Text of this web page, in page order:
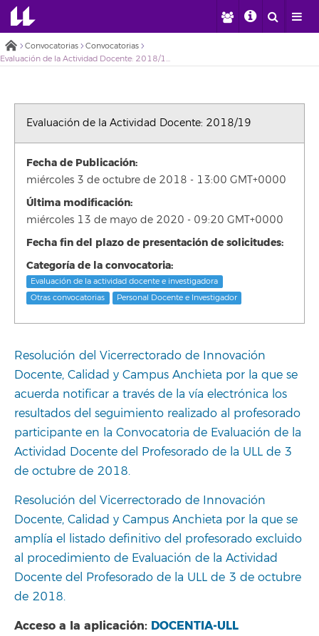
Convocatorias
Convocatorias
Evaluación de la Actividad Docente: 2018/19
Evaluación de la Actividad Docente: 2018/19
Fecha de Publicación:
miércoles 3 de octubre de 2018 - 13:00 GMT+0000
Última modificación:
miércoles 13 de mayo de 2020 - 09:20 GMT+0000
Fecha fin del plazo de presentación de solicitudes:
Categoría de la convocatoria:
Evaluación de la actividad docente e investigadora
Otras convocatorias
Personal Docente e Investigador
Resolución del Vicerrectorado de Innovación
Docente, Calidad y Campus Anchieta por la que se
acuerda notificar a través de la vía electrónica los
resultados del seguimiento realizado al profesorado
participante en la Convocatoria de Evaluación de la
Actividad Docente del Profesorado de la ULL de 3
de octubre de 2018.
Resolución del Vicerrectorado de Innovación
Docente, Calidad y Campus Anchieta por la que se
amplía el listado definitivo del profesorado excluido
al procedimiento de Evaluación de la Actividad
Docente del Profesorado de la ULL de 3 de octubre
de 2018.
Acceso a la aplicación: DOCENTIA-ULL